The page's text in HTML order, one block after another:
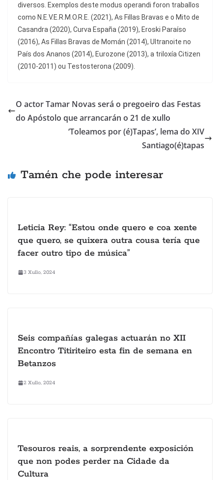
diversos. Exemplos deste modus operandi foron traballos
como N.E.V.E.R.M.O.R.E. (2021), As Fillas Bravas e o Mito de
Casandra (2020), Curva España (2019), Eroski Paraíso
(2016), As Fillas Bravas de Momán (2014), Ultranoite no
País dos Ananos (2014), Eurozone (2013), a triloxía Citizen
(2010-2011) ou Testosterona (2009).
O actor Tamar Novas será o pregoeiro das Festas
do Apóstolo que arrancarán o 21 de xullo
‘Toleamos por (é)Tapas’, lema do XIV
Santiago(é)tapas
Tamén che pode interesar
Leticia Rey: “Estou onde quero e coa xente
que quero, se quixera outra cousa tería que
facer outro tipo de música”
3 Xullo, 2024
Seis compañías galegas actuarán no XII
Encontro Titiriteiro esta fin de semana en
Betanzos
2 Xullo, 2024
Tesouros reais, a sorprendente exposición
que non podes perder na Cidade da
Cultura